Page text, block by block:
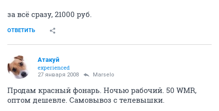
за всё сразу, 21000 руб.
ОТВЕТИТЬ
Атакуй
experienced
27 января 2008 Marselo
Продам красный фонарь. Ночью рабочий. 50 WMR,
оптом дешевле. Самовывоз с телевышки.